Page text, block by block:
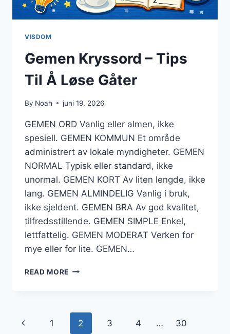
VISDOM
Gemen Kryssord – Tips
Til Å Løse Gåter
By Noah juni 19, 2026
GEMEN ORD Vanlig eller almen, ikke
spesiell. GEMEN KOMMUN Et område
administrert av lokale myndigheter. GEMEN
NORMAL Typisk eller standard, ikke
unormal. GEMEN KORT Av liten lengde, ikke
lang. GEMEN ALMINDELIG Vanlig i bruk,
ikke sjeldent. GEMEN BRA Av god kvalitet,
tilfredsstillende. GEMEN SIMPLE Enkel,
lettfattelig. GEMEN MODERAT Verken for
mye eller for lite. GEMEN…
READ MORE GEMEN
TIL
Page
Previous
1 2 3 4 … 30